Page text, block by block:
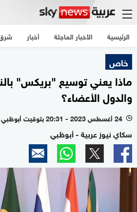
الرئيسية الأخبار العاجلة أخبار
خاص
ماذا يعني توسيع "بريكس"
والدول الأعضاء؟
l 24 أغسطس 2023 - 20:31 بتوقيت أبوظبي
سكاي نيوز عربية - أبوظبي